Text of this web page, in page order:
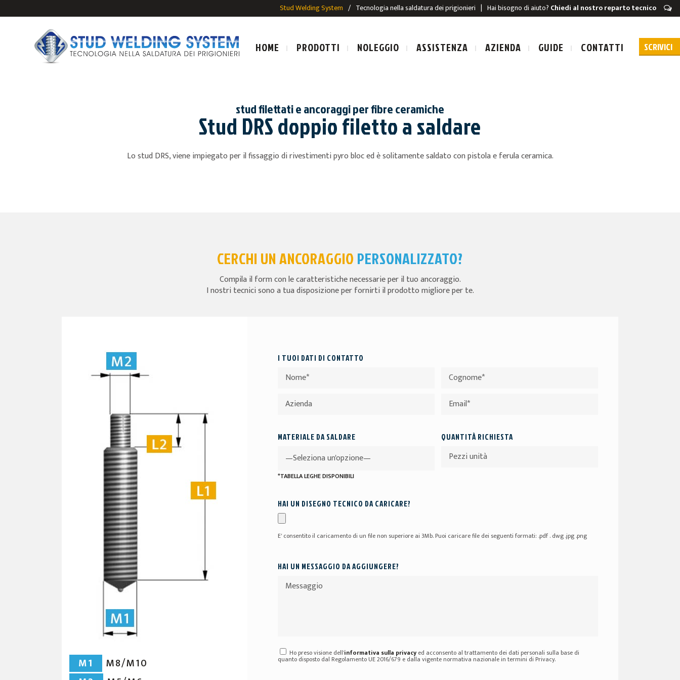
Stud Welding System / Tecnologia nella saldatura dei prigionieri | Hai bisogno di aiuto? Chiedi al nostro reparto tecnico
HOME PRODOTTI
IMPIANTI E PISTOLE SALDATURA AD ARCO
PRIGIONIERI PER SALDATURA AD ARCO
PRIGIONIERI PER SALDATURA A SCARICA
NOLEGGIO ASSISTENZA AZIENDA GUIDE CONTATTI
stud filettati e ancoraggi per fibre ceramiche
Stud DRS doppio filetto a saldare
Lo stud DRS, viene impiegato per il fissaggio di rivestimenti pyro bloc ed è solitamente saldato con pistola e ferula ceramica.
CERCHI UN ANCORAGGIO PERSONALIZZATO?
Compila il form con le caratteristiche necessarie per il tuo ancoraggio.
I nostri tecnici sono a tua disposizione per fornirti il prodotto migliore per te.
M1
M8/M10
I TUOI DATI DI CONTATTO
MATERIALE DA SALDARE
*TABELLA LEGHE DISPONIBILI
QUANTITÀ RICHIESTA
HAI UN DISEGNO TECNICO DA CARICARE?
E' consentito il caricamento di un file non superiore ai 3Mb. Puoi caricare file dei seguenti formati: .pdf . dwg .jpg .png
HAI UN MESSAGGIO DA AGGIUNGERE?
Ho preso visione dell'informativa sulla privacy ed acconsento al trattamento dei dati personali sulla base di
quanto disposto dal Regolamento UE 2016/679 e dalla vigente normativa nazionale in termini di Privacy.